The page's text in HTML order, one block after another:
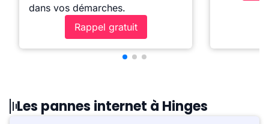
dans vos démarches.
Rappel gratuit
Les pannes internet à Hinges